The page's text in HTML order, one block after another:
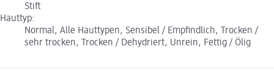
Stift
Hauttyp:
Normal, Alle Hauttypen, Sensibel / Empfindlich, Trocken /
sehr trocken, Trocken / Dehydriert, Unrein, Fettig / Ölig